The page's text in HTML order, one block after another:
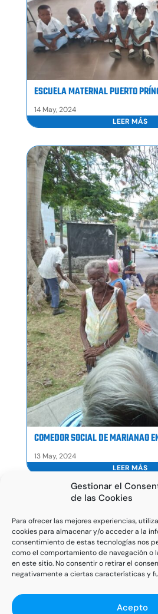
Gestionar el
de las Cookies
Para ofrecer las mejores experiencias,
cookies para almacenar y/o acceder a la
consentimiento de estas tecnologías nos
como el comportamiento de navegación o
en este sitio. No consentir o retirar el
negativamente a ciertas características y
Acepto
ESCUELA MATERNAL PUERTO
14 May, 2024
LEER MÁS
COMEDOR SOCIAL DE MARIANAO
13 May, 2024
LEER MÁS